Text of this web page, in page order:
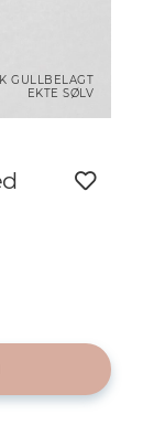
GULLBELAGT
EKTE SØLV